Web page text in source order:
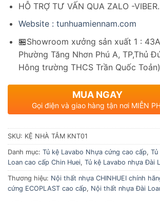
HỖ TRỢ TƯ VẤN QUA ZALO -VIBER.
Website : tunhuamiennam.com
🏪Showroom xưởng sản xuất 1 :
Phường Tăng Nhơn Phú A, TP,Thủ
Hông trường THCS Trần Quốc Toản)
MUA NGAY
Gọi điện và giao hàng tận nơi MIỄN
SKU: KỆ NHÀ TẮM KNT01
Danh mục: Tủ kệ Lavabo Nhựa cứng cao cấp,
Loan cao cấp Chin Huei, Tủ kệ Lavabo nhựa Đài
Thương hiệu: Nội thất nhựa CHINHUEI chính
cứng ECOPLAST cao cấp, Nội thất nhựa Đài